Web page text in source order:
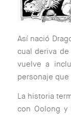
Así nació
cual deriva
vuelve a
personaje que
La historia
con Oolong y